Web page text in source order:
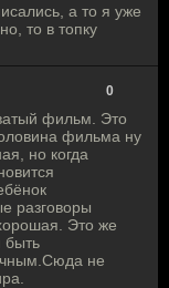
а то я уже
то в топку
0
фильм. Это
фильма ну
но когда
разговоры
Это же
быть
не